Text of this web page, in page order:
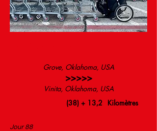
Grove, Oklahoma, USA
>>>>>
Vinita, Oklahoma, USA
(38) + 13,2
Kilomètres
Jour 88